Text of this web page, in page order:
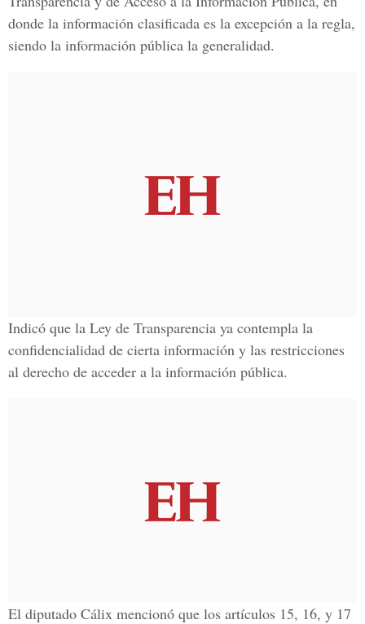
donde la información clasificada es la excepción a la regla,
siendo la información pública la generalidad.
Indicó que la Ley de Transparencia ya contempla la
confidencialidad de cierta información y las restricciones
al derecho de acceder a la información pública.
El diputado Cálix mencionó que los artículos 15, 16, y 17